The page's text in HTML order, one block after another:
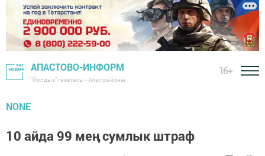
АПАСТОВО-ИНФОРМ
"Йолдыз" газетасы - Апас районы
16+
NONE
10 айда 99 мең сумлык штраф